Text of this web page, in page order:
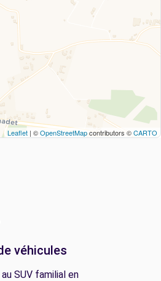
Leaflet | ©OpenStreetMapcontributors ©CARTO
véhicules
SUV familial en